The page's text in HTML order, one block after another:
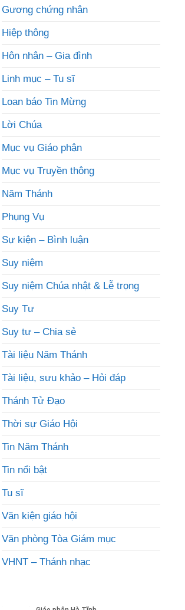
Gương chứng nhân
Hiệp thông
Hôn nhân – Gia đình
Linh mục – Tu sĩ
Loan báo Tin Mừng
Lời Chúa
Mục vụ Giáo phận
Mục vụ Truyền thông
Năm Thánh
Phụng Vụ
Sự kiện – Bình luận
Suy niệm
Suy niệm Chúa nhật & Lễ trọng
Suy Tư
Suy tư – Chia sẻ
Tài liệu Năm Thánh
Tài liệu, sưu khảo – Hỏi đáp
Thánh Tử Đạo
Thời sự Giáo Hội
Tin Năm Thánh
Tin nổi bật
Tu sĩ
Văn kiện giáo hội
Văn phòng Tòa Giám mục
VHNT – Thánh nhạc